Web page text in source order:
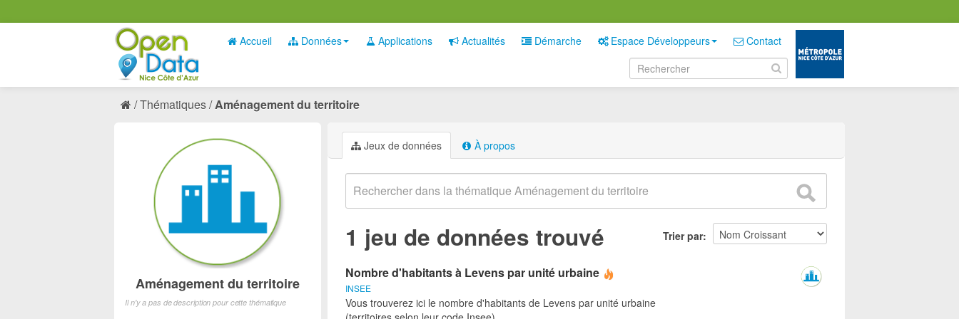
Accueil Données Applications Actualités Démarche Espace Développeurs Contact
Thématiques Aménagement du territoire
Jeux de données À propos
Trier par
1 jeu de données trouvé
Nombre d'habitants à Levens par unité urbaine
INSEE
Vous trouverez ici le nombre d'habitants de Levens par unité urbaine
Aménagement du territoire
Il n'y a pas de description pour cette thématique